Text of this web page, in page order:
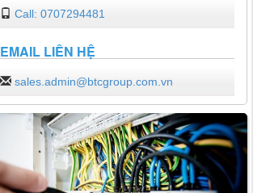
Call: 0707294481
EMAIL LIÊN HỆ
sales.admin@btcgroup.com.vn